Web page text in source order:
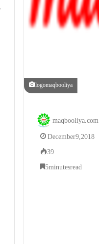
logomaqbooliya
maqbooliya.com
December 9, 2018
39
5 minutes read